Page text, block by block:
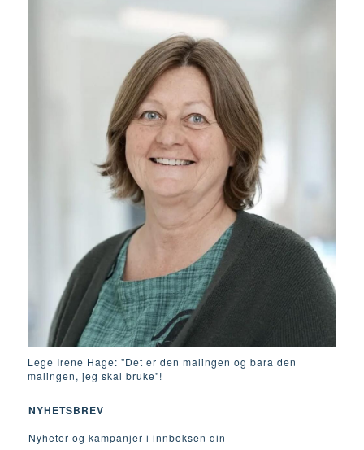
Lege Irene Hage: "Det er den malingen og bara den
malingen, jeg skal bruke"!
NYHETSBREV
Nyheter og kampanjer i innboksen din